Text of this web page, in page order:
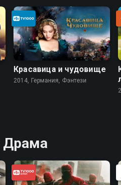
Красавица и чудовище
2014, Германия, Фэнтези
Драма